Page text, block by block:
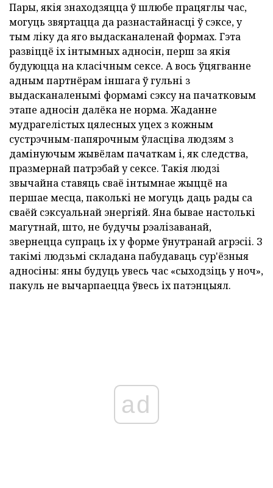
Пары, якія знаходзяцца ў шлюбе працяглы час,
могуць звяртацца да разнастайнасці ў сэксе, у
тым ліку да яго выдасканаленай формах. Гэта
развіццё іх інтымных адносін, перш за якія
будуюцца на класічным сексе. А вось ўцягванне
адным партнёрам іншага ў гульні з
выдасканаленымі формамі сэксу на пачатковым
этапе адносін далёка не норма. Жаданне
мудрагелістых цялесных уцех з кожным
сустрэчным-папярочным ўласціва людзям з
дамінуючым жывёлам пачаткам і, як следства,
празмернай патрэбай у сексе. Такія людзі
звычайна ставяць сваё інтымнае жыццё на
першае месца, паколькі не могуць даць рады са
сваёй сэксуальнай энергіяй. Яна бывае настолькі
магутнай, што, не будучы рэалізаванай,
звернецца супраць іх у форме ўнутранай агрэсіі. З
такімі людзьмі складана пабудаваць сур'ёзныя
адносіны: яны будуць увесь час «сыходзіць у ноч»,
пакуль не вычарпаецца ўвесь іх патэнцыял.
ad